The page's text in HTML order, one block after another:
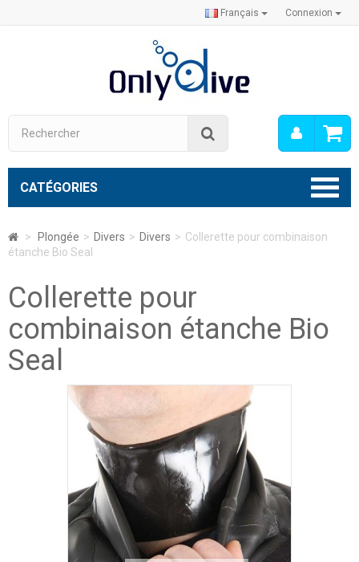
Connexion
Français
Mon
CATÉGORIES
> Plongée > Divers > Divers > Collerette pour combinaison
étanche Bio Seal
Collerette pour
combinaison étanche Bio
Seal